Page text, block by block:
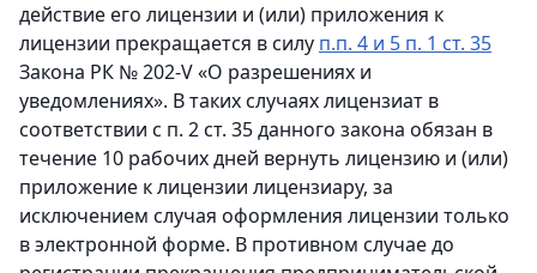
действие его лицензии и (или) приложения к
лицензии прекращается в силу п.п. 4 и 5 п. 1 ст. 35
Закона РК № 202-V «О разрешениях и
уведомлениях». В таких случаях лицензиат в
соответствии с п. 2 ст. 35 данного закона обязан в
течение 10 рабочих дней вернуть лицензию и (или)
приложение к лицензии лицензиару, за
исключением случая оформления лицензии только
в электронной форме. В противном случае до